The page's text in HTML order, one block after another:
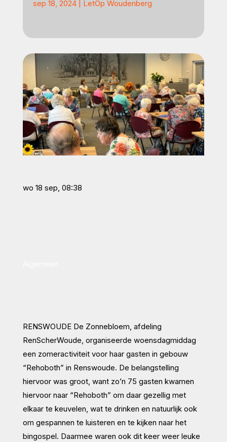
sep 18, 2024| LetOp Woudenberg
wo 18 sep, 08:38
RENSWOUDE De Zonnebloem, afdeling
RenScherWoude, organiseerde woensdagmiddag
een zomeractiviteit voor haar gasten in gebouw
“Rehoboth” in Renswoude. De belangstelling
hiervoor was groot, want zo’n 75 gasten kwamen
hiervoor naar “Rehoboth” om daar gezellig met
elkaar te keuvelen, wat te drinken en natuurlijk ook
om gespannen te luisteren en te kijken naar het
bingospel. Daarmee waren ook dit keer weer leuke